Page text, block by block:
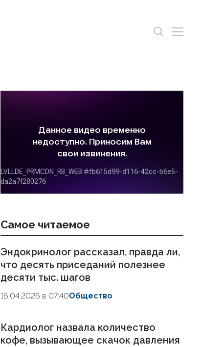
Самое читаемое
Эндокринолог рассказал, правда ли,
что десять приседаний полезнее
десяти тыс. шагов
16.04.2026 в 07:40Общество
Кардиолог назвала количество
кофе, вызывающее скачок давления